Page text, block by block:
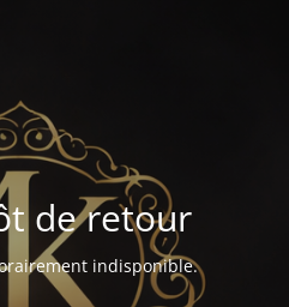
de retour
indisponible.